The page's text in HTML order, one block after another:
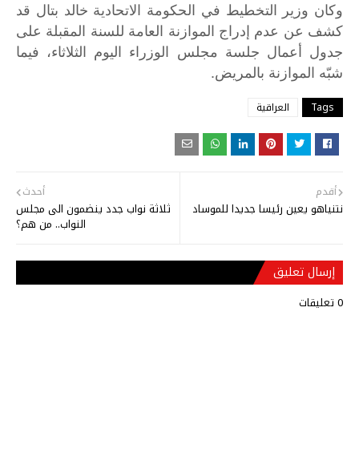
وكان وزير التخطيط في الحكومة الاتحادية خالد بتال قد
كشف عن عدم إدراج الموازنة العامة للسنة المقبلة على
جدول
أعمال جلسة مجلس الوزراء اليوم الثلاثاء، فيما
شبّه الموازنة بالمريض.
Tags العراقية
أحدث
ثلاثة نواب جدد ينضمون الى مجلس
النواب.. من هم؟
أقدم
نتنياهو يعين رئيسا جديدا للموساد
إرسال تعليق
0 تعليقات